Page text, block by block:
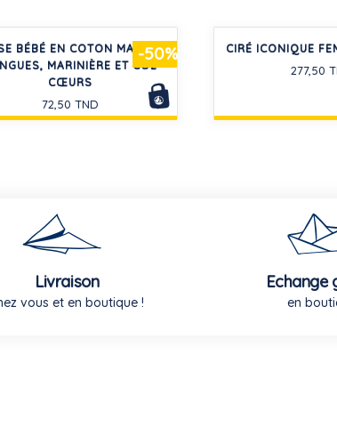
-50%
BÉBÉ EN COTON MANCHES
MARINIÈRE ET COL
CŒURS
72,50 TND
CIRÉ ICONIQUE
277,50
Livraison
vous et en boutique !
Echange
en